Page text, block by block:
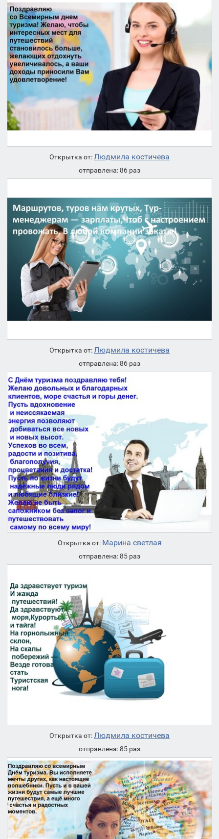
Открытка от:Людмила костичева
отправлена: 86 раз
Открытка от:Людмила костичева
отправлена: 86 раз
Открытка от: Марина светлая
отправлена: 85 раз
Открытка от:Людмила костичева
отправлена: 85 раз